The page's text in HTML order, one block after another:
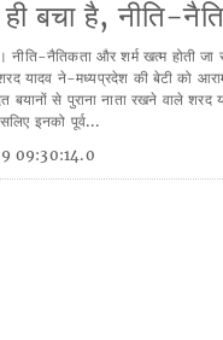
ही बचा है, नीति-
नीति-नैतिकता और शर्म खत्म होती
यादव ने-मध्यप्रदेश की बेटी को
बयानों से पुराना नाता रखने वाले
इनको पूर्व...
09:30:14.0